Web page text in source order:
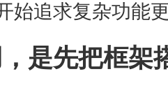
始追求复杂功能
是先把框架